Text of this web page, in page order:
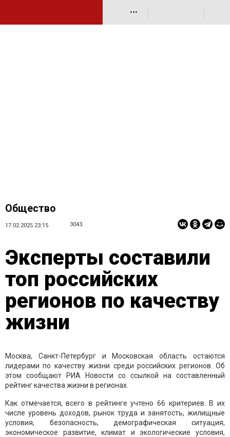
•••
Общество
17.02.2025 23:15 3043
Эксперты составили
топ российских
регионов по качеству
жизни
Москва, Санкт-Петербург и Московская область остаются
лидерами по качеству жизни среди российских регионов. Об
этом сообщают РИА Новости со ссылкой на составленный
рейтинг качества жизни в регионах.
Как отмечается, всего в рейтинге учтено 66 критериев. В их
числе уровень доходов, рынок труда и занятость, жилищные
условия, безопасность, демографическая ситуация,
экономическое развитие, климат и экологические условия,